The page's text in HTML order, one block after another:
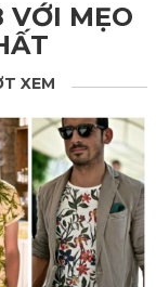
VỚI MẸO
XEM